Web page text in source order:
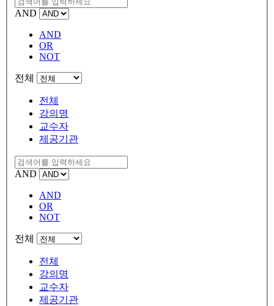
AND
AND
OR
NOT
전체
전체
강의명
교수자
제공기관
AND
AND
OR
NOT
전체
전체
강의명
교수자
제공기관